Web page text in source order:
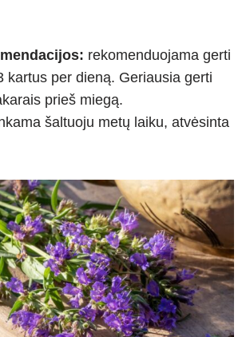
rekomenduojama gerti
kartus per dieną. Geriausia gerti
prieš miegą.
šaltuoju metų laiku, atvėsinta